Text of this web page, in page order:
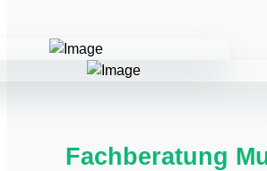
Fachberatung